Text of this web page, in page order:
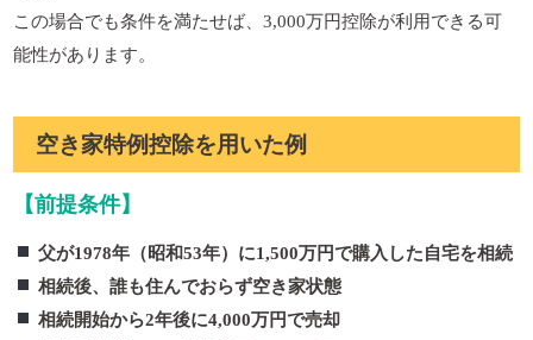
この場合でも条件を満たせば、3,000万円控除が利用できる可
能性があります。
空き家特例控除を用いた例
【前提条件】
父が1978年（昭和53年）に1,500万円で購入した自宅を相続
相続後、誰も住んでおらず空き家状態
相続開始から2年後に4,000万円で売却